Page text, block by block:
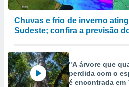
Chuvas e frio de inverno
Sudeste; confira a previsão
"A árvore que
perdida com o
é encontrada em